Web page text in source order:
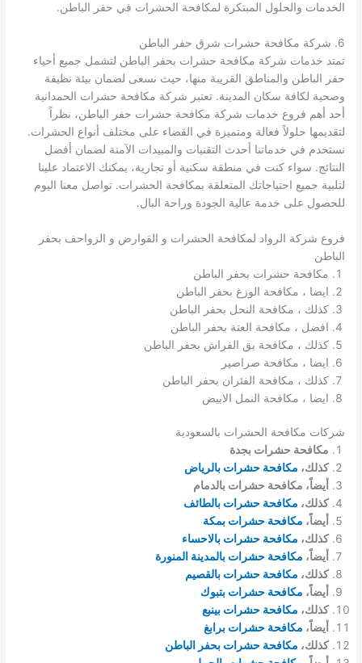
الخدمات والحلول المبتكرة لمكافحة الحشرات في حفر الباطن.
6. شركة مكافحة حشرات شرق حفر الباطن
تمتد خدمات شركة مكافحة حشرات بحفر الباطن لتشمل جميع أحياء
حفر الباطن والمناطق القريبة منها، حيث نسعى لضمان بيئة نظيفة
وصحية لكافة سكان المدينة. تعتبر شركة مكافحة حشرات الحمدانية
أحد أهم فروع خدمات شركة مكافحة حشرات حفر الباطن، نظراً
لتقديمها حلولاً فعالة ومتميزة في القضاء على مختلف أنواع الحشرات.
نستخدم في خدماتنا أحدث التقنيات والمبيدات الآمنة لضمان أفضل
النتائج. سواء كنت في منطقة سكنية أو تجارية، يمكنك الاعتماد علينا
لتلبية جميع احتياجاتك المتعلقة بمكافحة الحشرات. تواصل معنا اليوم
للحصول على خدمة عالية الجودة وراحة البال.
فروع شركة الرواد لمكافحة الحشرات و القوارض و الزواحف بحفر
الباطن
مكافحة حشرات بحفر الباطن
ايضا ، مكافحة الوزغ بحفر الباطن
كذلك ، مكافحة النحل بحفر الباطن
افضل ، مكافحة العتة بحفر الباطن
كذلك ، مكافحة بق الفراش بحفر الباطن
ايضا ، مكافحة صراصير
كذلك ، مكافحة الفئران بحفر الباطن
ايضا ، مكافحة النمل الابيض
شركات مكافحة الحشرات بالسعودية
مكافحة حشرات بجدة
كذلك، مكافحة حشرات بالرياض
أيضاً، مكافحة حشرات بالدمام
كذلك، مكافحة حشرات بالطائف
أيضاً، مكافحة حشرات بمكة
كذلك، مكافحة حشرات بالاحساء
أيضاً، مكافحة حشرات بالمدينة المنورة
كذلك، مكافحة حشرات بالقصيم
أيضاً، مكافحة حشرات بتبوك
كذلك، مكافحة حشرات بينبع
أيضاً، مكافحة حشرات برابغ
كذلك، مكافحة حشرات بحفر الباطن